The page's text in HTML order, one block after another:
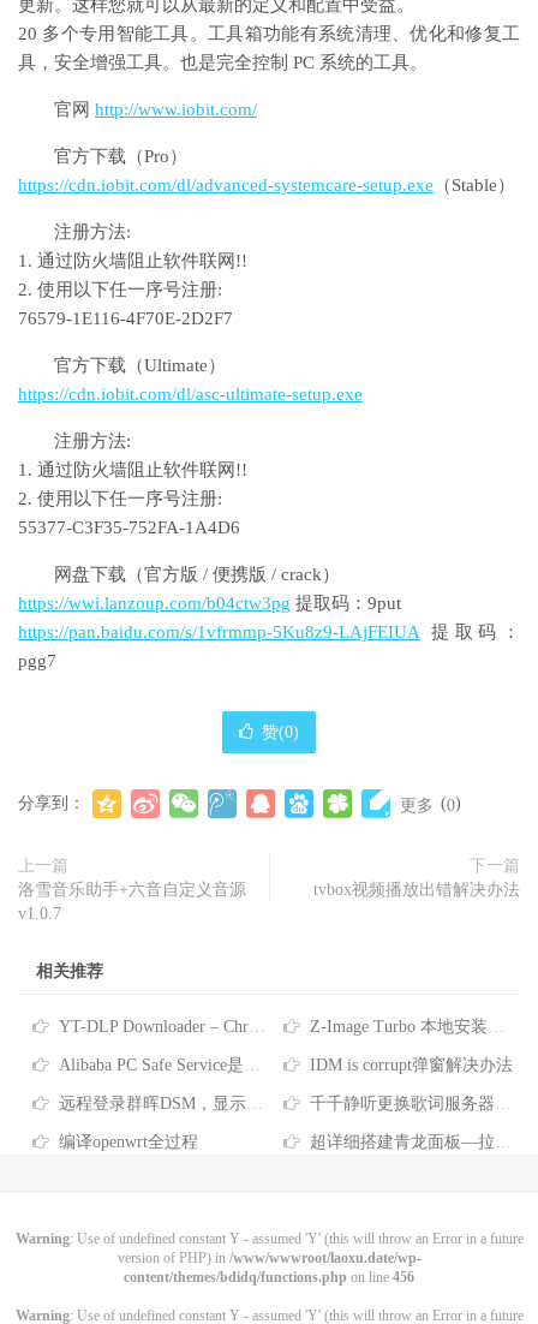
更新。这样您就可以从最新的定义和配置中受益。
20 多个专用智能工具。工具箱功能有系统清理、优化和修复工
具，安全增强工具。也是完全控制 PC 系统的工具。
官网 http://www.iobit.com/
官方下载（Pro）
https://cdn.iobit.com/dl/advanced-systemcare-setup.exe （Stable）
注册方法:
1. 通过防火墙阻止软件联网!!
2. 使用以下任一序号注册:
76579-1E116-4F70E-2D2F7
官方下载（Ultimate）
https://cdn.iobit.com/dl/asc-ultimate-setup.exe
注册方法:
1. 通过防火墙阻止软件联网!!
2. 使用以下任一序号注册:
55377-C3F35-752FA-1A4D6
网盘下载（官方版 / 便携版 / crack）
https://wwi.lanzoup.com/b04ctw3pg 提取码：9put
https://pan.baidu.com/s/1vfrmmp-5Ku8z9-LAjFEIUA 提取码：
pgg7
赞(0)
分享到： 更多 (0)
上一篇
洛雪音乐助手+六音自定义音源
v1.0.7
下一篇
tvbox视频播放出错解决办法
相关推荐
YT-DLP Downloader – Chrome 扩展插件-原创 Z-Image Turbo 本地安装教程！最近非常火的文生图AI模型，支持反审查
Alibaba PC Safe Service是什么软件-彻底删除Alibaba PC Safe Service的方法 IDM is corrupt弹窗解决办法
远程登录群晖DSM，显示“您没有权限使用本项服务” 千千静听更换歌词服务器的方法
编译openwrt全过程 超详细搭建青龙面板—拉取京东脚本、任务筛选、京东脚本库分享
Warning: Use of undefined constant Y - assumed 'Y' (this will throw an Error in a future
version of PHP) in /www/wwwroot/laoxu.date/wp-
content/themes/bdidq/functions.php on line 456
Warning: Use of undefined constant Y - assumed 'Y' (this will throw an Error in a future